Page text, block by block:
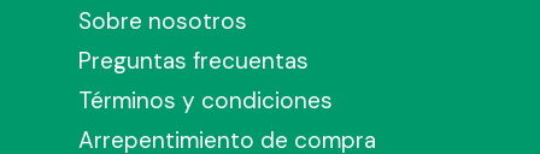
Sobre nosotros
Preguntas frecuentas
Términos y condiciones
Arrepentimiento de compra